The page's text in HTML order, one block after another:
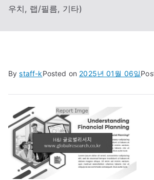
우치, 랩/필름, 기타)
Bystaff-kPosted on 2025년 01월 06일